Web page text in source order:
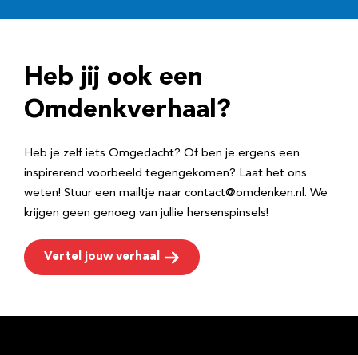
r
e
Heb jij ook een
Omdenkverhaal?
Heb je zelf iets Omgedacht? Of ben je ergens een
inspirerend voorbeeld tegengekomen? Laat het ons
weten! Stuur een mailtje naar contact@omdenken.nl. We
krijgen geen genoeg van jullie hersenspinsels!
Vertel jouw verhaal